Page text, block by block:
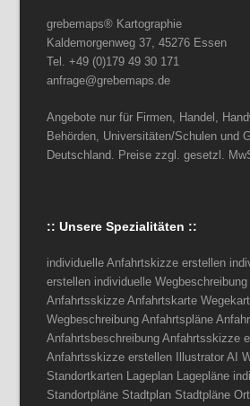
grebemaps® Kartographie
Kaldemorgenweg 37, 45276 Essen
Tel. +49 (0)179 49 30 171
anfrage@grebemaps.de
Angebote nur für Firmen, Handel,
Behörden, Universitäten/Schulen und
Deutschland. Preise zzgl. gesetzl.
:: Unsere Spezialitäten ::
individuelle Anfahrtskizze erstellen
erstellen individuelle
Anfahrtsskizze Anfahrtskarte
Wegbeschreibung Anfahrtspläne
Anfahrtsbeschreibung Anfahrtsskizze
Anfahrtsskizze erstellen Illustrator AI
Standortkarten Lageplan Lagepläne
Standortpläne Stadtplan Stadtpläne